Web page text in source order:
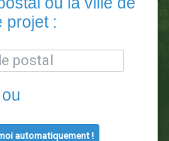
3
postal ou la